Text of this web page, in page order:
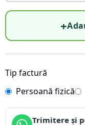
+
Tip factură
Persoană fizică
Trimitere și